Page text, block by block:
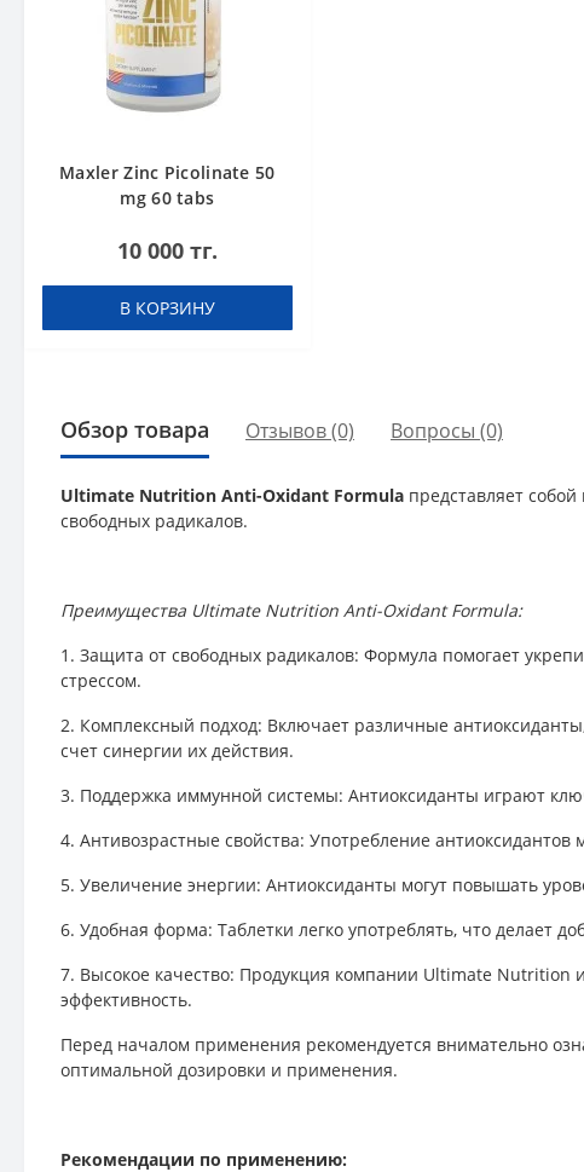
Maxler Zinc Picolinate 50
mg 60 tabs
10 000 тг.
В КОРЗИНУ
Обзор товара Отзывов (0) Вопросы (0)
Ultimate Nutrition Anti-Oxidant Formula представляет
свободных радикалов.
Преимущества Ultimate Nutrition Anti-Oxidant Formula:
1. Защита от свободных радикалов: Формула помогает
стрессом.
2. Комплексный подход: Включает различные
счет синергии их действия.
3. Поддержка иммунной системы: Антиоксиданты играют
4. Антивозрастные свойства: Употребление
5. Увеличение энергии: Антиоксиданты могут повышать
6. Удобная форма: Таблетки легко употреблять, что делает
7. Высокое качество: Продукция компании Ultimate Nutrition
эффективность.
Перед началом применения рекомендуется внимательно
оптимальной дозировки и применения.
Рекомендации по применению: